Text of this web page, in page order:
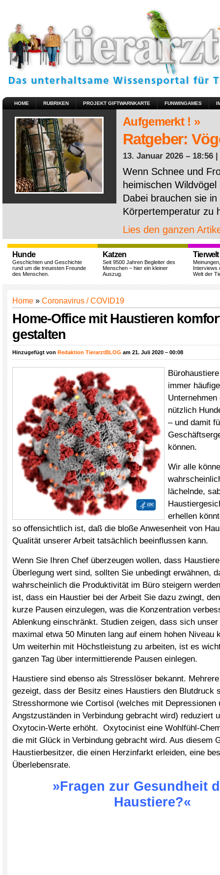
HOME RUBRIKEN PROJEKT GIFTWARNKARTE FUNWINGAMES
Aufgemerkt ! »
Ratgeber:
13. Januar 2026 – 18:56 |
Wenn Schnee und
heimischen
Dabei brauchen sie
Körpertemperatur zu
Lies den ganzen
Hunde
Geschichten und Geschichte
rund um die treuesten Freunde
des Menschen.
Katzen
Seit 9500 Jahren Begleiter des
Menschen – hier ein kleiner
Auszug.
Tierwelt
Interviews
Welt der
Home » Coronavirus / COVID19
Home-Office mit Haustieren
gestalten
Hinzugefügt von Redaktion TierarztBLOG am 21. Juli 2020 – 00:08
immer
nützlich
– und damit
können.
Wir alle
lächelnde,
erhellen
so offensichtlich ist, daß die bloße Anwesenheit von
Qualität unserer Arbeit tatsächlich beeinflussen kann.
Wenn Sie Ihren Chef überzeugen wollen, dass
Überlegung wert sind, sollten Sie unbedingt erwähnen,
wahrscheinlich die Produktivität im Büro steigern
ist, dass ein Haustier bei der Arbeit Sie dazu zwingt,
kurze Pausen einzulegen, was die Konzentration
Ablenkung einschränkt. Studien zeigen, dass sich
maximal etwa 50 Minuten lang auf einem hohen Niveau
Um weiterhin mit Höchstleistung zu arbeiten, ist es
ganzen Tag über intermittierende Pausen einlegen.
Haustiere sind ebenso als Stresslöser bekannt.
gezeigt, dass der Besitz eines Haustiers den Blutdruck
Stresshormone wie Cortisol (welches mit Depressionen
Angstzuständen in Verbindung gebracht wird) reduziert
Oxytocin-Werte erhöht. Oxytocinist eine Wohlfühl-
die mit Glück in Verbindung gebracht wird. Aus diesem
Haustierbesitzer, die einen Herzinfarkt erleiden, eine
Überlebensrate.
»Fragen zur Gesundheit
Haustiere?«